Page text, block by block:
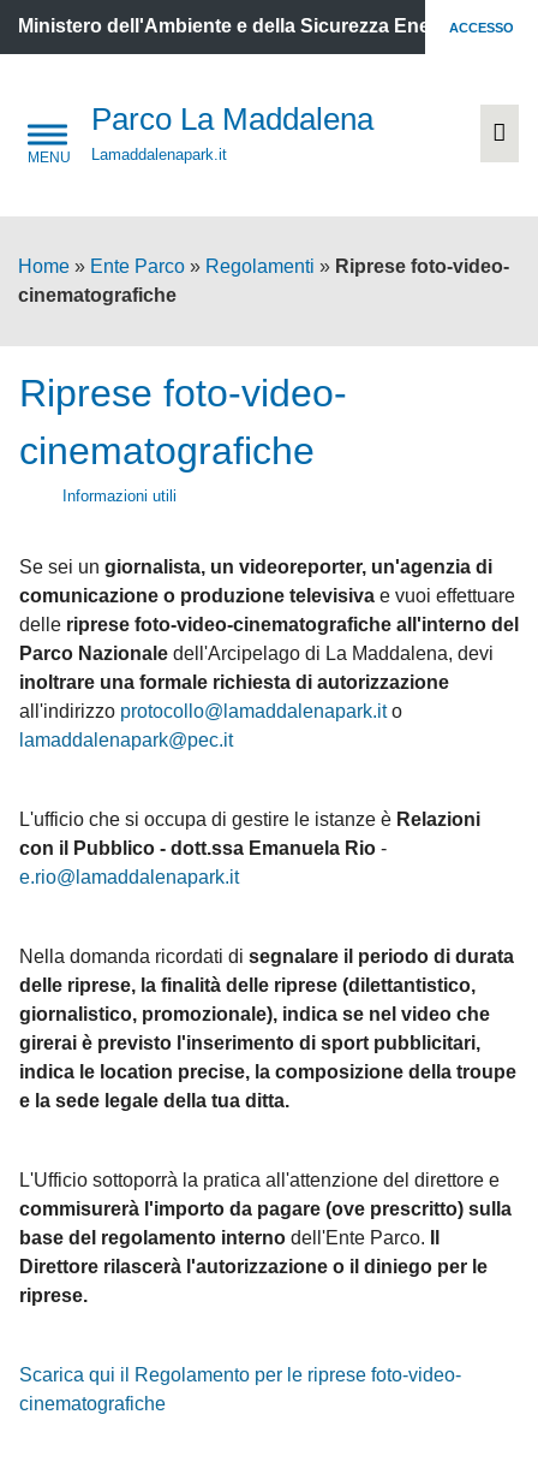
Ministero dell'Ambiente e della Sicurezza Energetica
ACCESSO
Parco La Maddalena
Lamaddalenapark.it
Home » Ente Parco » Regolamenti » Riprese foto-video-
cinematografiche
Riprese foto-video-
cinematografiche
Informazioni utili
Se sei un giornalista, un videoreporter, un'agenzia di
comunicazione o produzione televisiva e vuoi effettuare
delle riprese foto-video-cinematografiche all'interno del
Parco Nazionale dell'Arcipelago di La Maddalena, devi
inoltrare una formale richiesta di autorizzazione
all'indirizzo protocollo@lamaddalenapark.ito
lamaddalenapark@pec.it
L'ufficio che si occupa di gestire le istanze è Relazioni
con il Pubblico - dott.ssa Emanuela Rio -
e.rio@lamaddalenapark.it
Nella domanda ricordati di segnalare il periodo di durata
delle riprese, la finalità delle riprese (dilettantistico,
giornalistico, promozionale), indica se nel video che
girerai è previsto l'inserimento di sport pubblicitari,
indica le location precise, la composizione della troupe
e la sede legale della tua ditta.
L'Ufficio sottoporrà la pratica all'attenzione del direttore e
commisurerà l'importo da pagare (ove prescritto) sulla
base del regolamento interno dell'Ente Parco.
Direttore rilascerà l'autorizzazione o il diniego per le
riprese.
Scarica qui il Regolamento per le riprese foto-video-
cinematografiche